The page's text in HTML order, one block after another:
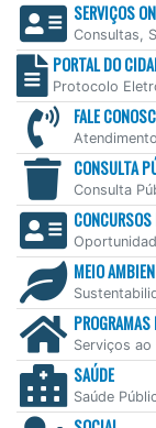
SERVIÇOS
Consultas,
PORTAL DO
Protocolo
FALE
Atendimento
CONSULTA
Consulta
MEIO
Serviços ao
SAÚDE
Saúde